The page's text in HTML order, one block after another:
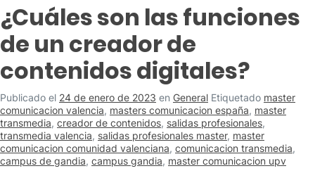
¿Cuáles son las funciones
de un creador de
contenidos digitales?
Publicado el 24 de enero de 2023 en General Etiquetado master
comunicacion valencia, masters comunicacion españa, master
transmedia, creador de contenidos, salidas profesionales,
transmedia valencia, salidas profesionales master, master
comunicacion comunidad valenciana, comunicacion transmedia,
campus de gandia, campus gandia, master comunicacion upv